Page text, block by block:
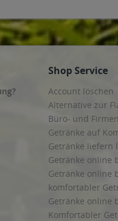
,99310 Alkersleben,
99425, 99427 Weimar, 99428
Hammerstedt, Hohlstedt,
Sundhausen, Tottleben,
Shop Service
Account löschen
Alternative zur
Büro- und
Getränke auf
Getränke liefern
Getränke online
Getränke online
komfortabler
Getränke online
Komfortabler